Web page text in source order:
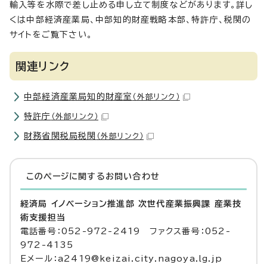
輸入等を水際で差し止める申し立て制度などがあります。詳し
くは中部経済産業局、中部知的財産戦略本部、特許庁、税関の
サイトをご覧下さい。
関連リンク
中部経済産業局知的財産室 （外部リンク）
特許庁 （外部リンク）
財務省関税局税関 （外部リンク）
このページに関する お問い合わせ
経済局 イノベーション推進部 次世代産業振興課 産業技
術支援担当
電話番号：052-972-2419 ファクス番号：052-
972-4135
Eメール：a2419@keizai.city.nagoya.lg.jp